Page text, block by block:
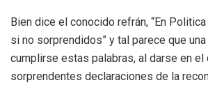
Bien dice el conocido refrán, “En
si no sorprendidos” y tal parece que
cumplirse estas palabras, al darse en el
sorprendentes declaraciones de la